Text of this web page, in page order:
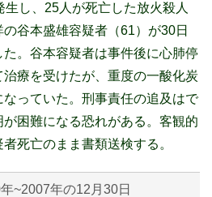
し、25人が死亡した放火殺人
谷本盛雄容疑者（61）が30日
。谷本容疑者は事件後に心肺停
療を受けたが、重度の一酸化炭
っていた。 刑事責任の追及はで
困難になる恐れがある。客観的
死亡のまま書類送検する。
~2007年の12月30日